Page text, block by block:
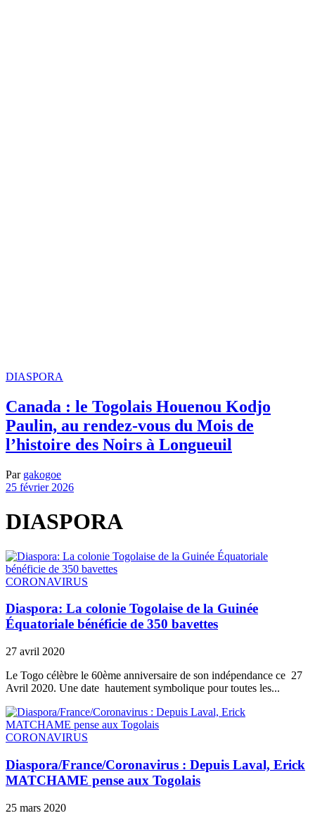
DIASPORA
Canada : le Togolais Houenou Kodjo
Paulin, au rendez-vous du Mois de
l’histoire des Noirs à Longueuil
Par gakogoe
25 février 2026
DIASPORA
CORONAVIRUS
Diaspora: La colonie Togolaise de la Guinée
Équatoriale bénéficie de 350 bavettes
27 avril 2020
Le Togo célèbre le 60ème anniversaire de son indépendance ce 27
Avril 2020. Une date hautement symbolique pour toutes les...
CORONAVIRUS
Diaspora/France/Coronavirus : Depuis Laval, Erick
MATCHAME pense aux Togolais
25 mars 2020